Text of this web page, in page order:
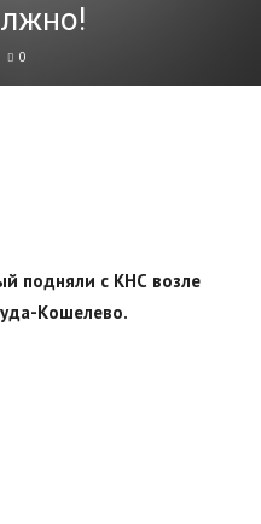
0
подняли с КНС возле
Кошелево.